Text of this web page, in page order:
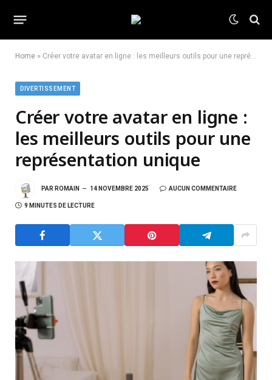
Home » Créer votre avatar en ligne : les meilleurs outils pour une représentation unique
DIVERTISSEMENT
Créer votre avatar en ligne :
les meilleurs outils pour une
représentation unique
PAR ROMAIN 14 NOVEMBRE 2025 AUCUN COMMENTAIRE
9 MINUTES DE LECTURE